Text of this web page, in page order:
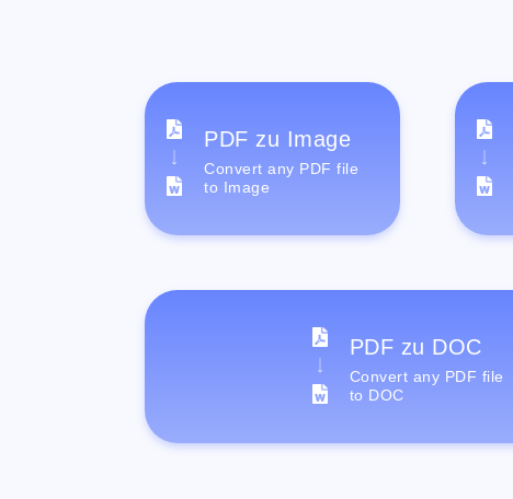
PDF zu Image
Convert any PDF file
to Image
PDF zu DOC
Convert any PDF file
to DOC